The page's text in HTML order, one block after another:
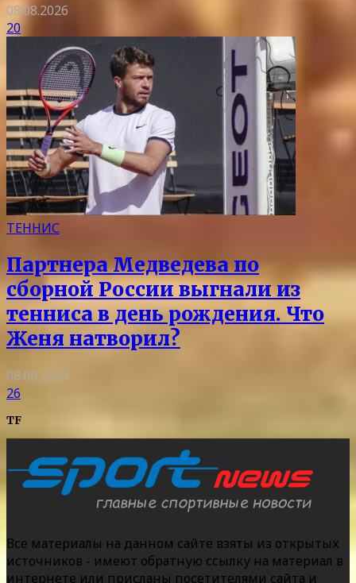
08.08.2026
20
ТЕННИС
Партнера Медведева по
сборной России выгнали из
тенниса в день рождения. Что
Женя натворил?
08.08.2026
26
TF
Все материалы на данном сайте взяты из открытых
источников - имеют обратную ссылку на материал в
интернете или присланы посетителями сайта и